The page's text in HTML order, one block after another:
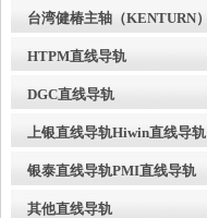
台湾健椿主轴（KENTURN）
HTPM直线导轨
DGC直线导轨
上银直线导轨Hiwin直线导轨
银泰直线导轨PMI直线导轨
其他直线导轨